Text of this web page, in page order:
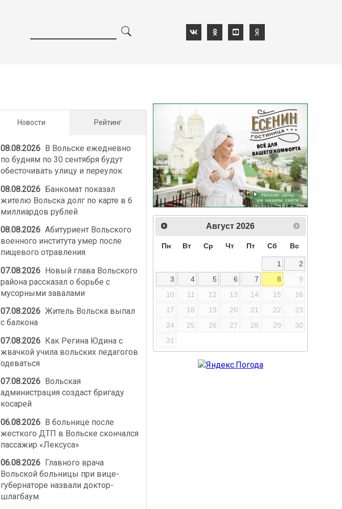
Новости Рейтинг
08.08.2026 В Вольске ежедневно
по будням по 30 сентября будут
обесточивать улицу и переулок
08.08.2026 Банкомат показал
жителю Вольска долг по карте в 6
миллиардов рублей
08.08.2026 Абитуриент Вольского
военного института умер после
пищевого отравления
07.08.2026 Новый глава Вольского
района рассказал о борьбе с
мусорными завалами
07.08.2026 Житель Вольска выпал
с балкона
07.08.2026 Как Регина Юдина с
жвачкой учила вольских педагогов
одеваться
07.08.2026
Вольская
администрация создаст бригаду
косарей
06.08.2026 В больнице после
жесткого ДТП в Вольске скончался
пассажир «Лексуса»
06.08.2026
Главного врача
Вольской больницы при вице-
губернаторе назвали доктор-
шлагбаум
Август 2026
Пн Вт Ср Чт Пт Сб Вс
1
2
3
4 5 6 7 8
9
10
11 12 13 14 15
16
17
18 19 20 21 22
23
24
25 26 27 28 29
30
31